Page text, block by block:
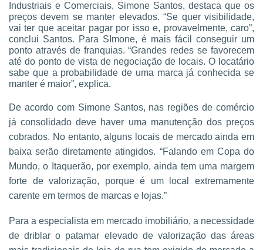
Industriais e Comerciais, Simone Santos, destaca que os
preços devem se manter elevados. “Se quer visibilidade,
vai ter que aceitar pagar por isso e, provavelmente, caro”,
conclui Santos. Para SImone, é mais fácil conseguir um
ponto através de franquias. “Grandes redes se favorecem
até do ponto de vista de negociação de locais. O locatário
sabe que a probabilidade de uma marca já conhecida se
manter é maior”, explica.
De acordo com Simone Santos, nas regiões de comércio
já consolidado deve haver uma manutenção dos preços
cobrados. No entanto, alguns locais de mercado ainda em
baixa serão diretamente atingidos. “Falando em Copa do
Mundo, o Itaquerão, por exemplo, ainda tem uma margem
forte de valorização, porque é um local extremamente
carente em termos de marcas e lojas.”
Para a especialista em mercado imobiliário, a necessidade
de driblar o patamar elevado de valorização das áreas